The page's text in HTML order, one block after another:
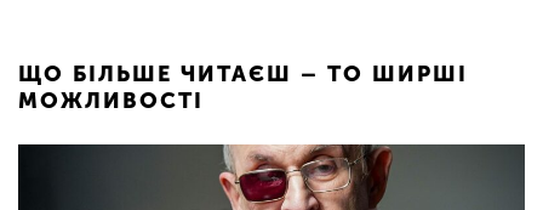
ЩО БІЛЬШЕ ЧИТАЄШ – ТО ШИРШІ
МОЖЛИВОСТІ